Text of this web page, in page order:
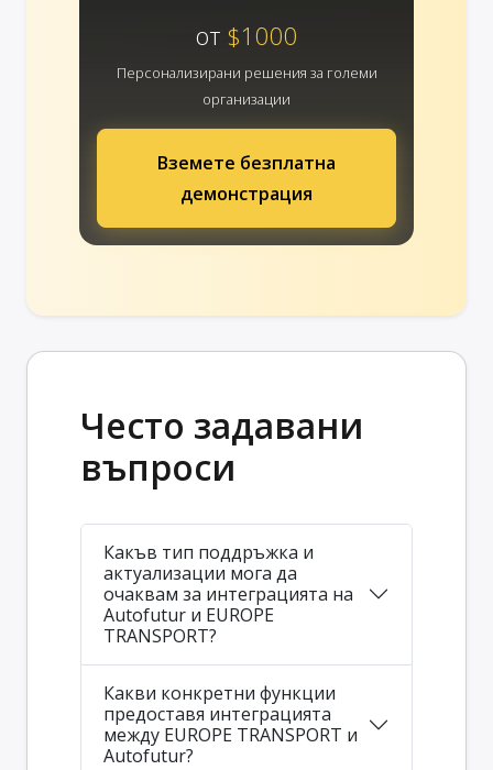
от $1000
Персонализирани решения за големи
организации
Вземете безплатна
демонстрация
Често задавани
въпроси
Какъв тип поддръжка и
актуализации мога да
очаквам за интеграцията на
Autofutur и EUROPE
TRANSPORT?
Какви конкретни функции
предоставя интеграцията
между EUROPE TRANSPORT и
Autofutur?